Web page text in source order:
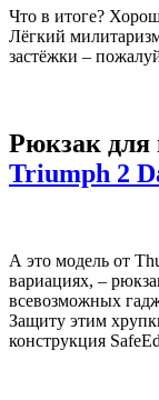
Что в итоге?
Лёгкий
застёжки –
Рюкзак для
Triumph 2
А это модель от
вариациях, –
всевозможных
Защиту этим
конструкция